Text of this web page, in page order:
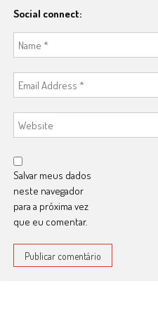
Social connect:
Salvar meus dados
neste navegador
para a próxima vez
que eu comentar.